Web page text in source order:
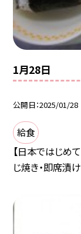
1月28日
公開日 2025/01/28
給食
【日本ではじめ
じ焼き・即席漬